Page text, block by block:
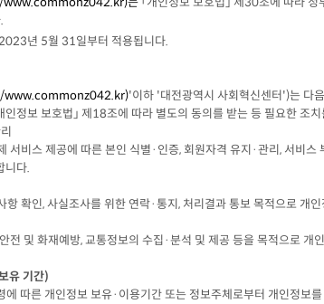
년 5월 31일부터 적용됩니다.
'이하 '대전광역시 사회혁신센터')는 다
인정보 보호법」 제18조에 따라 별도의 동의를 받는 등 필요한 조
관리
서비스 제공에 따른 본인 식별·인증, 회원자격 유지·관리, 서비
니다.
항 확인, 사실조사를 위한 연락·통지, 처리결과 통보 목적으로 개
전 및 화재예방, 교통정보의 수집·분석 및 제공 등을 목적으로 개
유 기간)
에 따른 개인정보 보유·이용기간 또는 정보주체로부터 개인